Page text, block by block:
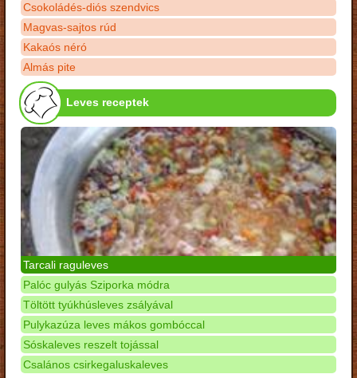
Csokoládés-diós szendvics
Magvas-sajtos rúd
Kakaós néró
Almás pite
Leves receptek
Tarcali raguleves
Palóc gulyás Sziporka módra
Töltött tyúkhúsleves zsályával
Pulykazúza leves mákos gombóccal
Sóskaleves reszelt tojással
Csalános csirkegaluskaleves